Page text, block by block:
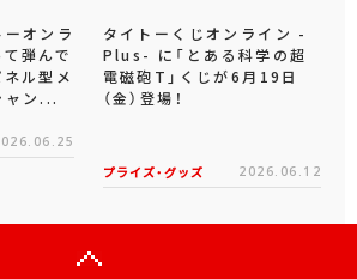
ーオンラ
弾んで
ル型メ
ャン...
タイトーくじオンライン -
Plus- に「とある科学の超
電磁砲T」くじが6月19日
（金）登場！
プライズ・グッズ 2026.06.12